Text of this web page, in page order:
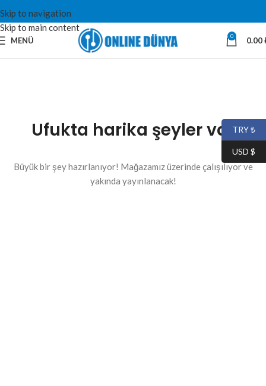
Skip to navigation
Skip to main content
MENÜ 0 0.00
Ufukta harika şeyler var
Büyük bir şey hazırlanıyor! Mağazamız üzerinde çalışılıyor ve
yakında yayınlanacak!
TRY ₺
USD $